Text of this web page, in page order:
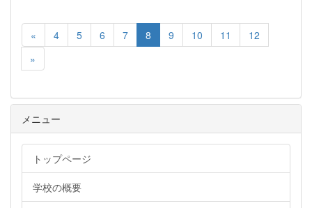
« 4 5 6 7 8 9 10 11
12
»
メニュー
トップページ
学校の概要